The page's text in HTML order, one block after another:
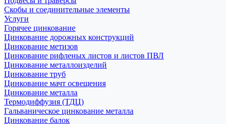
Скобы и соединительные элементы
Услуги
Горячее цинкование
Цинкование дорожных конструкций
Цинкование метизов
Цинкование рифленых листов и листов ПВЛ
Цинкование металлоизделий
Цинкование труб
Цинкование мачт освещения
Цинкование металла
Термодиффузия (ТДЦ)
Гальваническое цинкование металла
Цинкование балок